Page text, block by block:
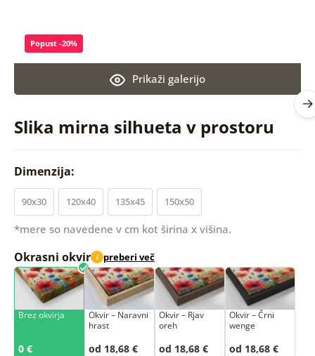
Slika mirna silhueta v prostoru
Prikaži galerijo
Popust -20%
Dimenzija:
90x30 120x40 135x45 150x50
*mere so navedene v cm kot širina x višina.
Okrasni okvir i preberi več
Brez okvirja
0 €
Okvir – Naravni
hrast
od 18,68 €
Okvir – Rjav
oreh
od 18,68 €
Okvir – Črni
wenge
od 18,68 €